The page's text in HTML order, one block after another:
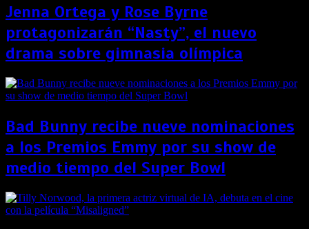
Jenna Ortega y Rose Byrne
protagonizarán “Nasty”, el nuevo
drama sobre gimnasia olímpica
Bad Bunny recibe nueve nominaciones
a los Premios Emmy por su show de
medio tiempo del Super Bowl